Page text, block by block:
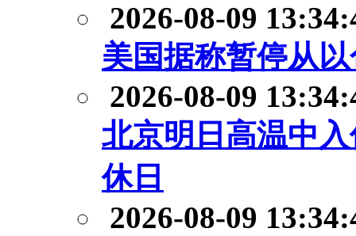
2026-08-09
美国据称暂停从
2026-08-09
北京明日高温中
休日
2026-08-09